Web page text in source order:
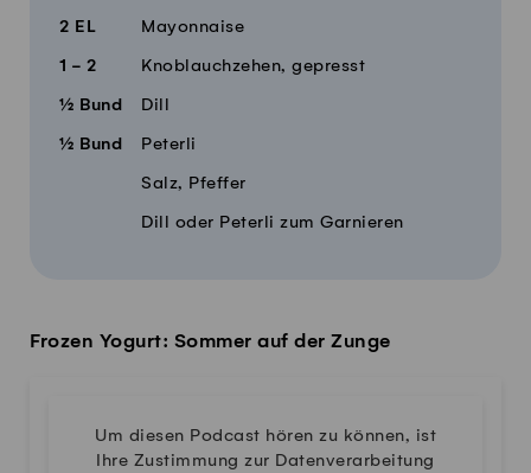
2 EL Mayonnaise
1 - 2 Knoblauchzehen, gepresst
½ Bund Dill
½ Bund Peterli
Salz, Pfeffer
Dill oder Peterli zum Garnieren
Frozen Yogurt: Sommer auf der Zunge
Um diesen Podcast hören zu können, ist
Ihre Zustimmung zur Datenverarbeitung